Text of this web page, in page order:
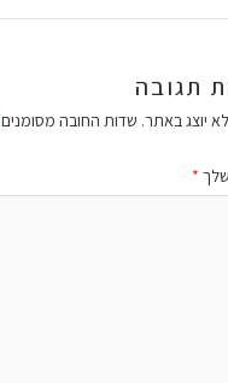
תגובה
יוצג באתר. שדות החובה מסומנים
*